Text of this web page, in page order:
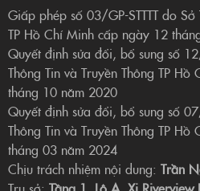
Giấp phép số 03/GP-STTTT do Sở
TP Hồ Chí Minh cấp ngày 12
Quyết định sửa đổi, bổ sung số
Thông Tin và Truyền Thông TP
tháng 10 năm 2020
Quyết định sửa đổi, bổ sung số
Thông Tin và Truyền Thông TP
tháng 03 năm 2024
Chịu trách nhiệm nội dung: Trần